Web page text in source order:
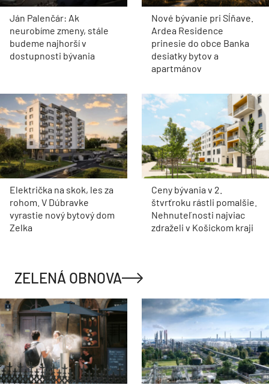
Ján Palenčár: Ak
neurobíme zmeny, stále
budeme najhorší v
dostupnosti bývania
Nové bývanie pri Sĺňave.
Ardea Residence
prinesie do obce Banka
desiatky bytov a
apartmánov
Električka na skok, les za
rohom. V Dúbravke
vyrastie nový bytový dom
Zelka
Ceny bývania v 2.
štvrťroku rástli pomalšie.
Nehnuteľnosti najviac
zdraželi v Košickom kraji
ZELENÁ OBNOVA